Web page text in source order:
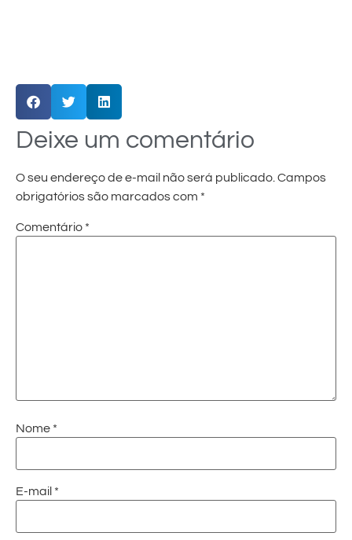
Deixe um comentário
O seu endereço de e-mail não será publicado. Campos
obrigatórios são marcados com *
Comentário *
Nome *
E-mail *